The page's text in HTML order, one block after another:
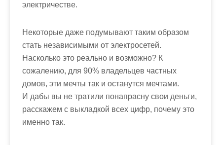
электричестве.
Некоторые даже подумывают таким образом
стать независимыми от электросетей.
Насколько это реально и возможно? К
сожалению, для 90% владельцев частных
домов, эти мечты так и останутся мечтами.
И дабы вы не тратили понапрасну свои деньги,
расскажем с выкладкой всех цифр, почему это
именно так.